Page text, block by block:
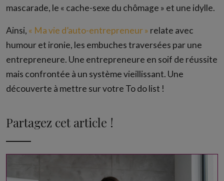
mascarade, le « cache-sexe du chômage » et une idylle.
Ainsi, « Ma vie d’auto-entrepreneur » relate avec
humour et ironie, les embuches traversées par une
entrepreneure. Une entrepreneure en soif de réussite
mais confrontée à un système vieillissant. Une
découverte à mettre sur votre To do list !
Partagez cet article !